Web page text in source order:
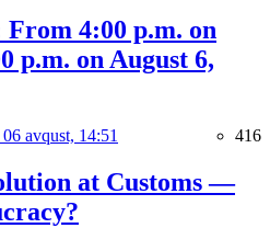
4:00 p.m. on
p.m. on August 6,
06 avqust, 14:51 416
at Customs —